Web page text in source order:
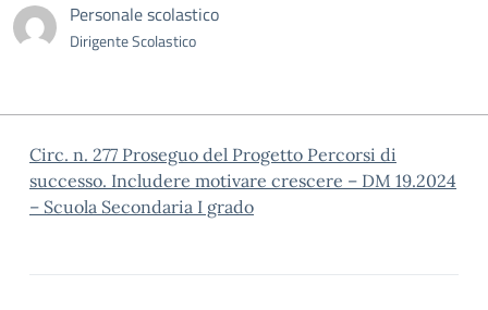
Personale scolastico
Dirigente Scolastico
Circ. n. 277 Proseguo del Progetto Percorsi di
successo. Includere motivare crescere – DM 19.2024
– Scuola Secondaria I grado